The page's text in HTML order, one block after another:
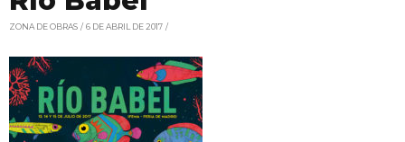
ZONA DE OBRAS 6 DE ABRIL DE 2017